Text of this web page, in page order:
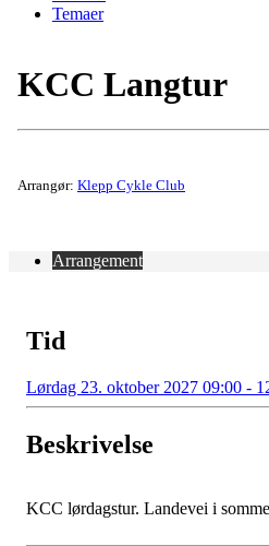
Temaer
KCC Langtur
Arrangør: Klepp Cykle Club
Arrangement
Tid
Lørdag 23. oktober 2027 09:00 -
Beskrivelse
KCC lørdagstur. Landevei i